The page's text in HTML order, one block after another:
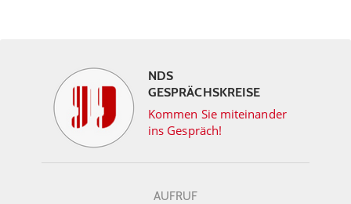
NDS
GESPRÄCHSKREISE
Kommen Sie miteinander
ins Gespräch!
AUFRUF